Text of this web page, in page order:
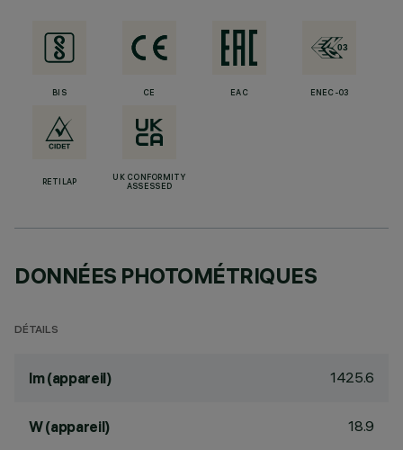
BIS CE EAC ENEC-03
RETILAP
UK CONFORMITY
ASSESSED
DONNÉES PHOTOMÉTRIQUES
DÉTAILS
lm (appareil) 1425.6
W (appareil) 18.9